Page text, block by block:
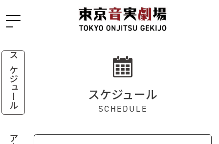
スケジュール スケジュール
SCHEDULE